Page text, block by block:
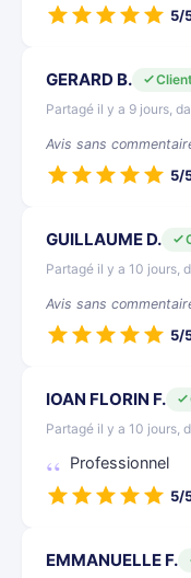
5/
GERARD B.
Partagé il y a 9 jours,
Avis sans
5/
GUILLAUME D.
Partagé il y a 10 jours,
Avis sans
5/
IOAN FLORIN F.
Partagé il y a 10 jours,
Professionnel
5/
EMMANUELLE F.